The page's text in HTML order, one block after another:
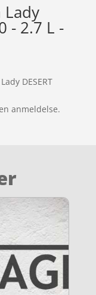
Lady
- 2.7 L -
DESERT
anmeldelse.